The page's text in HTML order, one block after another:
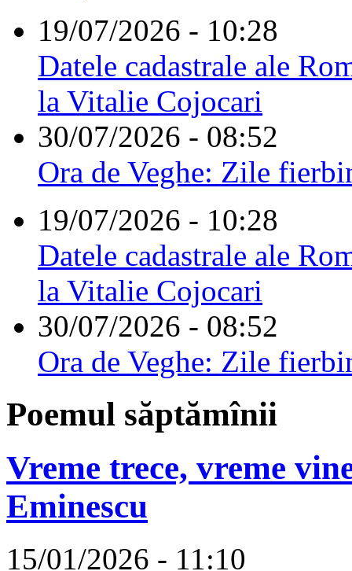
19/07/2026 - 10:28
Datele cadastrale ale
la Vitalie Cojocari
30/07/2026 - 08:52
Ora de Veghe: Zile
19/07/2026 - 10:28
Datele cadastrale ale
la Vitalie Cojocari
30/07/2026 - 08:52
Ora de Veghe: Zile
Poemul săptămînii
Vreme trece, vreme
Eminescu
15/01/2026 - 11:10